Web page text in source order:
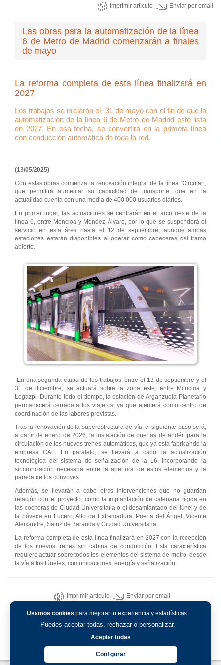
Usamos cookies para mejorar tu experiencia y estadísticas.
Puedes aceptar todas, rechazar o personalizar.
Aceptar todas
Configurar
Imprimir artículo Enviar por email
Las obras para la automatización de la línea
6 de Metro de Madrid comenzarán a finales
de mayo
La reforma completa de esta línea finalizará en
2027
Los trabajos se iniciarán el 31 de mayo con el fin de que la
automatización de la línea 6 de Metro de Madrid esté lista
en 2027. En esa fecha, se convertirá en la primera línea
con conducción automática de toda la red.
(13/05/2025)
Con estas obras comienza la renovación integral de la línea ‘Circular’,
que permitirá aumentar su capacidad de transporte, que en la
actualidad cuenta con una media de 400.000 usuarios diarios.
En primer lugar, las actuaciones se centrarán en el arco oeste de la
línea 6, entre Moncloa y Méndez Álvaro, por lo que se suspenderá el
servicio en esta área hasta el 12 de septiembre, aunque ambas
estaciones estarán disponibles al operar como cabeceras del tramo
abierto.
En una segunda etapa de los trabajos, entre el 13 de septiembre y el
31 de diciembre, se actuará sobre la zona este, entre Moncloa y
Legazpi. Durante todo el tiempo, la estación de Arganzuela-Planetario
permanecerá cerrada a los viajeros, ya que ejercerá como centro de
coordinación de las labores previstas.
Tras la renovación de la superestructura de vía, el siguiente paso será,
a partir de enero de 2026, la instalación de puertas de andén para la
circulación de los nuevos trenes automáticos, que ya está fabricando la
empresa CAF. En paralelo, se llevará a cabo la actualización
tecnológica del sistema de señalización de la L6, incorporando la
sincronización necesaria entre la apertura de estos elementos y la
parada de los convoyes.
Además, se llevarán a cabo otras intervenciones que no guardan
relación con el proyecto, como la implantación de catenaria rígida en
las cocheras de Ciudad Universitaria o el desamiantado del túnel y de
la bóveda en Lucero, Alto de Extremadura, Puerta del Ángel, Vicente
Aleixandre, Sainz de Baranda y Ciudad Universitaria.
La reforma completa de esta línea finalizará en 2027 con la recepción
de los nuevos trenes sin cabina de conducción. Esta característica
requiere actuar sobre todos los elementos del sistema de metro, desde
la vía a los túneles, comunicaciones, energía y señalización.
Imprimir artículo Enviar por email